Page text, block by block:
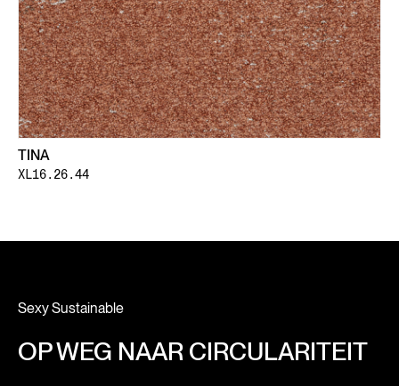
TINA
XL16.26.44
Sexy Sustainable
OP WEG NAAR CIRCULARITEIT